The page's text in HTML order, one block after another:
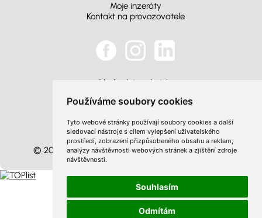
Používáme soubory cookies
Tyto webové stránky používají soubory cookies a další
sledovací nástroje s cílem vylepšení uživatelského
prostředí, zobrazení přizpůsobeného obsahu a reklam,
analýzy návštěvnosti webových stránek a zjištění zdroje
návštěvnosti.
Souhlasím
Odmítám
Moje inzeráty
Kontakt na provozovatele
Obchodní podmínky
Cookies
Optimalizace
Sitemap
© 2026 InzertníStránky.cz všechna práva vyhrazena.